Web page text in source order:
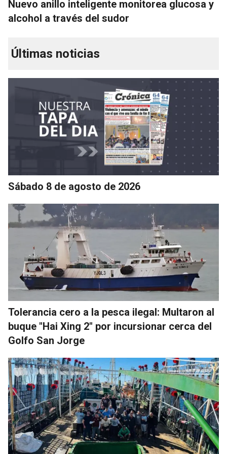
Nuevo anillo inteligente monitorea glucosa y
alcohol a través del sudor
Últimas noticias
Sábado 8 de agosto de 2026
Tolerancia cero a la pesca ilegal: Multaron al
buque "Hai Xing 2" por incursionar cerca del
Golfo San Jorge